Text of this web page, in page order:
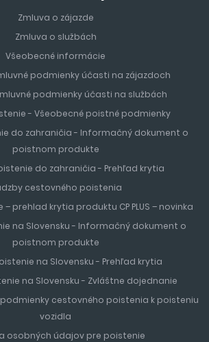
Zmluva o zájazde
Zmluva o službách
Všeobecné informácie
podmienky účasti na zájazdoch
podmienky účasti na službách
- Všeobecné poistné podmienky
do zahraničia - Informačný dokument o
poistnom produkte
do zahraničia - Prehľad krytia
cestovného poistenia
prehlad krytia produktu CP PLUS – novinka
na Slovensku - Informačný dokument o
poistnom produkte
na Slovensku - Prehľad krytia
na Slovensku - Zvláštne dojednanie
cestovného poistenia k poisteniu
vozidla
osobných údajov pre poistenie